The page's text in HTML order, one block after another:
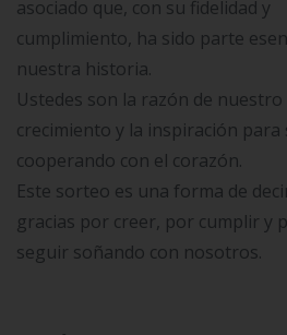
asociado que, con su fidelidad y
cumplimiento, ha sido parte
nuestra historia.
Ustedes son la razón de nuestro
crecimiento y la inspiración para
cooperando con el corazón.
Este sorteo es una forma de
gracias por creer, por cumplir y
seguir soñando con nosotros.